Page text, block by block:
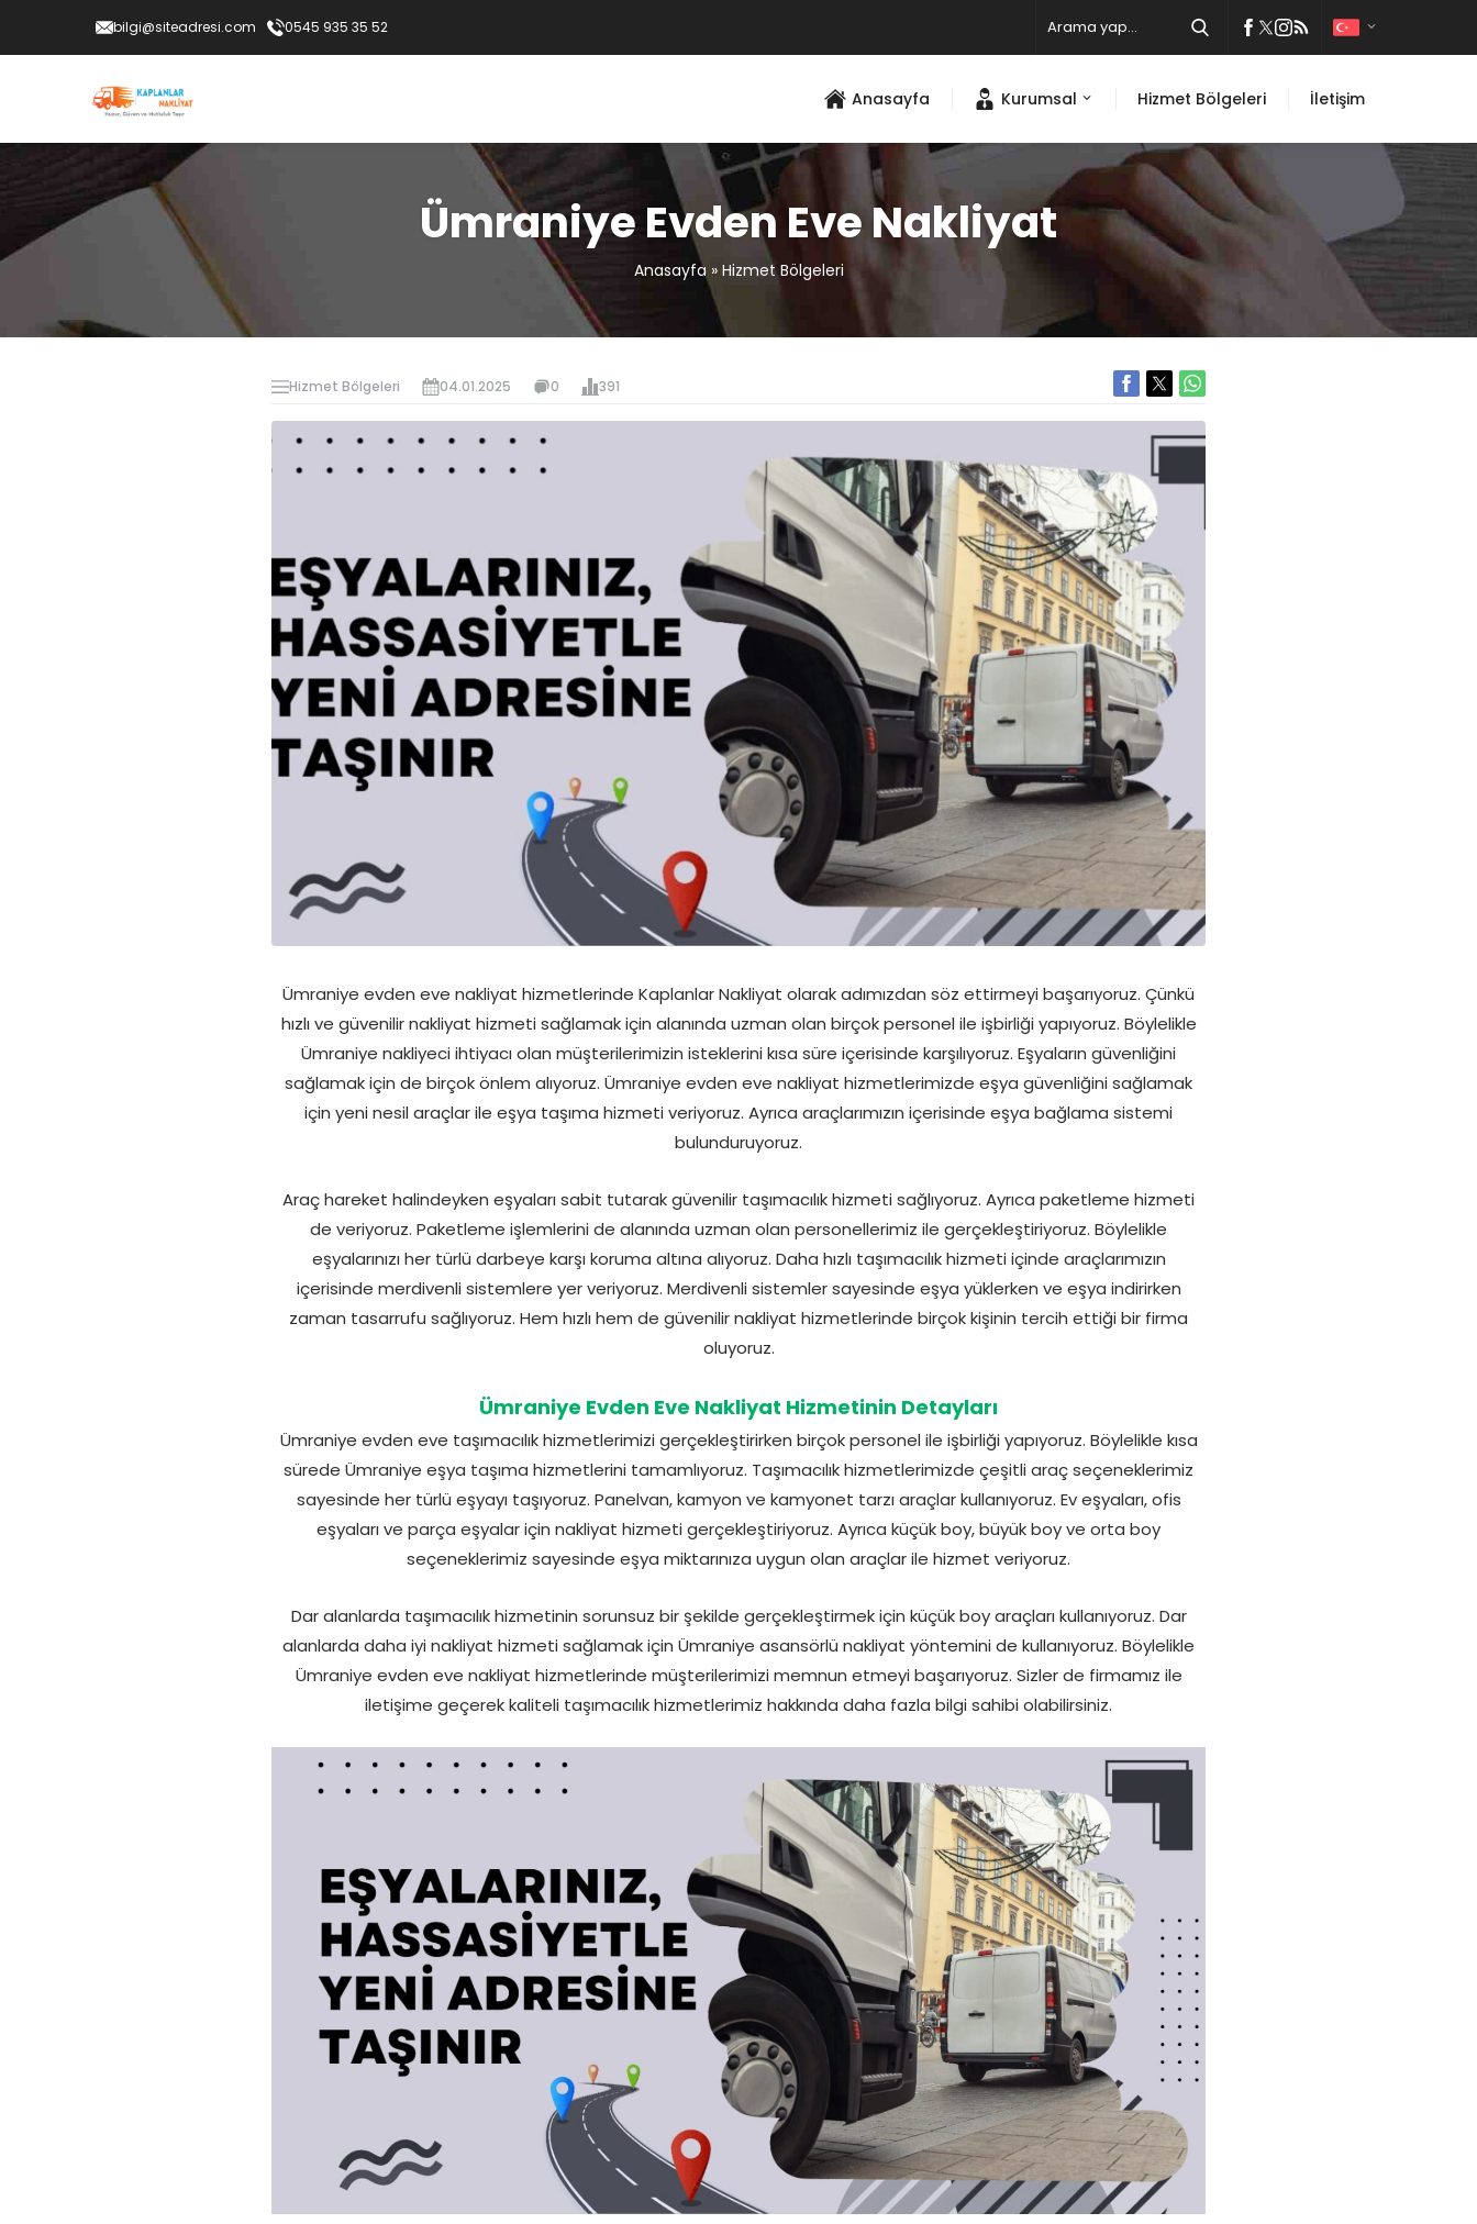
bilgi@siteadresi.com 0545 935 35 52
Anasayfa Kurumsal Hizmet Bölgeleri İletişim
Ümraniye Evden Eve Nakliyat
Anasayfa» Hizmet Bölgeleri
Hizmet Bölgeleri 04.01.2025 0 391
Ümraniye evden eve nakliyat hizmetlerinde Kaplanlar Nakliyat olarak adımızdan söz ettirmeyi başarıyoruz. Çünkü
hızlı ve güvenilir nakliyat hizmeti sağlamak için alanında uzman olan birçok personel ile işbirliği yapıyoruz. Böylelikle
Ümraniye nakliyeci ihtiyacı olan müşterilerimizin isteklerini kısa süre içerisinde karşılıyoruz. Eşyaların güvenliğini
sağlamak için de birçok önlem alıyoruz. Ümraniye evden eve nakliyat hizmetlerimizde eşya güvenliğini sağlamak
için yeni nesil araçlar ile eşya taşıma hizmeti veriyoruz. Ayrıca araçlarımızın içerisinde eşya bağlama sistemi
bulunduruyoruz.
Araç hareket halindeyken eşyaları sabit tutarak güvenilir taşımacılık hizmeti sağlıyoruz. Ayrıca paketleme hizmeti
de veriyoruz. Paketleme işlemlerini de alanında uzman olan personellerimiz ile gerçekleştiriyoruz. Böylelikle
eşyalarınızı her türlü darbeye karşı koruma altına alıyoruz. Daha hızlı taşımacılık hizmeti içinde araçlarımızın
içerisinde merdivenli sistemlere yer veriyoruz. Merdivenli sistemler sayesinde eşya yüklerken ve eşya indirirken
zaman tasarrufu sağlıyoruz. Hem hızlı hem de güvenilir nakliyat hizmetlerinde birçok kişinin tercih ettiği bir firma
oluyoruz.
Ümraniye Evden Eve Nakliyat Hizmetinin Detayları
Ümraniye evden eve taşımacılık hizmetlerimizi gerçekleştirirken birçok personel ile işbirliği yapıyoruz. Böylelikle kısa
sürede Ümraniye eşya taşıma hizmetlerini tamamlıyoruz. Taşımacılık hizmetlerimizde çeşitli araç seçeneklerimiz
sayesinde her türlü eşyayı taşıyoruz. Panelvan, kamyon ve kamyonet tarzı araçlar kullanıyoruz. Ev eşyaları, ofis
eşyaları ve parça eşyalar için nakliyat hizmeti gerçekleştiriyoruz. Ayrıca küçük boy, büyük boy ve orta boy
seçeneklerimiz sayesinde eşya miktarınıza uygun olan araçlar ile hizmet veriyoruz.
Dar alanlarda taşımacılık hizmetinin sorunsuz bir şekilde gerçekleştirmek için küçük boy araçları kullanıyoruz. Dar
alanlarda daha iyi nakliyat hizmeti sağlamak için Ümraniye asansörlü nakliyat yöntemini de kullanıyoruz. Böylelikle
Ümraniye evden eve nakliyat hizmetlerinde müşterilerimizi memnun etmeyi başarıyoruz. Sizler de firmamız ile
iletişime geçerek kaliteli taşımacılık hizmetlerimiz hakkında daha fazla bilgi sahibi olabilirsiniz.